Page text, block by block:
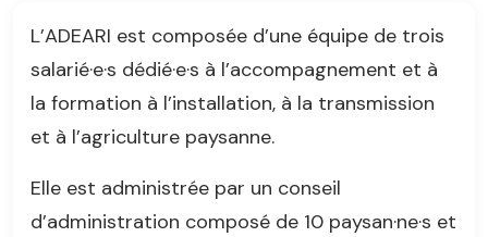
L’ADEARI est composée d’une équipe de trois
salarié·e·s dédié·e·s à l’accompagnement et à
la formation à l’installation, à la transmission
et à l’agriculture paysanne.
Elle est administrée par un conseil
d’administration composé de 10 paysan·ne·s et